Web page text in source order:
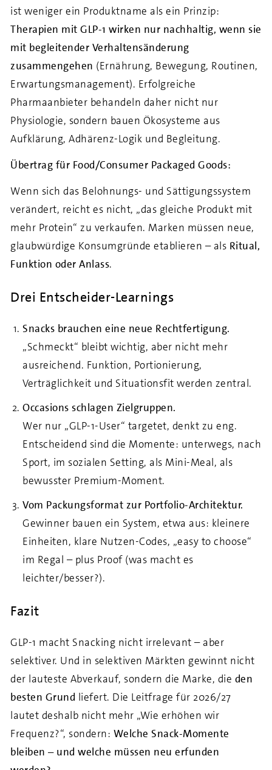
ist weniger ein Produktname als ein Prinzip:
Therapien mit GLP-1 wirken nur nachhaltig, wenn sie
mit begleitender Verhaltensänderung
zusammengehen (Ernährung, Bewegung, Routinen,
Erwartungsmanagement). Erfolgreiche
Pharmaanbieter behandeln daher nicht nur
Physiologie, sondern bauen Ökosysteme aus
Aufklärung, Adhärenz-Logik und Begleitung.
Übertrag für Food/Consumer Packaged Goods:
Wenn sich das Belohnungs- und Sättigungssystem
verändert, reicht es nicht, „das gleiche Produkt mit
mehr Protein“ zu verkaufen. Marken müssen neue,
glaubwürdige Konsumgründe etablieren – als Ritual,
Funktion oder Anlass.
Drei Entscheider-Learnings
Snacks brauchen eine neue Rechtfertigung.
„Schmeckt“ bleibt wichtig, aber nicht mehr
ausreichend. Funktion, Portionierung,
Verträglichkeit und Situationsfit werden zentral.
Occasions schlagen Zielgruppen.
Wer nur „GLP-1-User“ targetet, denkt zu eng.
Entscheidend sind die Momente: unterwegs, nach
Sport, im sozialen Setting, als Mini-Meal, als
bewusster Premium-Moment.
Vom Packungsformat zur Portfolio-Architektur.
Gewinner bauen ein System, etwa aus: kleinere
Einheiten, klare Nutzen-Codes, „easy to choose“
im Regal – plus Proof (was macht es
leichter/besser?).
Fazit
GLP-1 macht Snacking nicht irrelevant – aber
selektiver. Und in selektiven Märkten gewinnt nicht
der lauteste Abverkauf, sondern die Marke, die den
besten Grund liefert. Die Leitfrage für 2026/27
lautet deshalb nicht mehr „Wie erhöhen wir
Frequenz?“, sondern: Welche Snack-Momente
bleiben – und welche müssen neu erfunden